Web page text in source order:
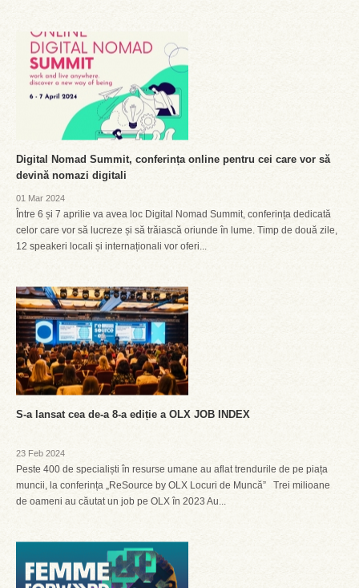
Digital Nomad Summit, conferința online pentru cei care vor să
devină nomazi digitali
01 Mar 2024
Între 6 și 7 aprilie va avea loc Digital Nomad Summit, conferința dedicată
celor care vor să lucreze și să trăiască oriunde în lume. Timp de două zile,
12 speakeri locali și internaționali vor oferi...
S-a lansat cea de-a 8-a ediție a OLX JOB INDEX
23 Feb 2024
Peste 400 de specialiști în resurse umane au aflat trendurile de pe piața
muncii, la conferința „ReSource by OLX Locuri de Muncă” Trei milioane
de oameni au căutat un job pe OLX în 2023 Au...